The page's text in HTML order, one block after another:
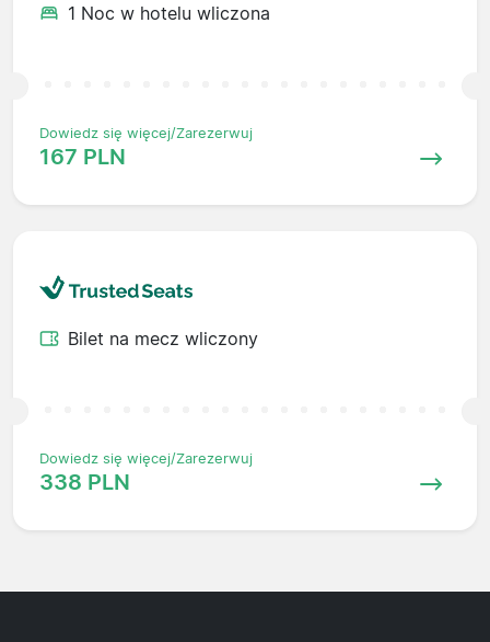
1 Noc w hotelu wliczona
Dowiedz się więcej/Zarezerwuj
167 PLN
Bilet na mecz wliczony
Dowiedz się więcej/Zarezerwuj
338 PLN